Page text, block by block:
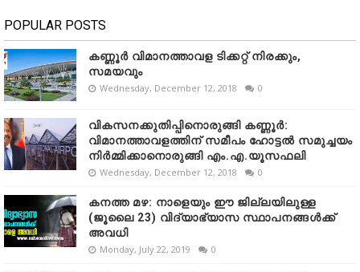
POPULAR POSTS
കണ്ണൂർ വിമാനത്താവള ടിക്കറ്റ് നിരക്കും,
സമയവും
Wednesday, December 12, 2018 0
വികസനക്കുതിപ്പിനൊരുങ്ങി കണ്ണൂർ:
വിമാനത്താവളത്തിന് സമീപം ഹോട്ടൽ സമുച്ചയം
നിർമ്മിക്കാനൊരുങ്ങി എം.എ.യൂസഫലി
Wednesday, December 12, 2018 0
കനത്ത മഴ: നാളെയും ഈ ജില്ലയിലുള്ള
(ജൂലൈ 23) വിദ്യാഭ്യാസ സ്ഥാപനങ്ങൾക്ക്
അവധി
Monday, July 22, 2019 0